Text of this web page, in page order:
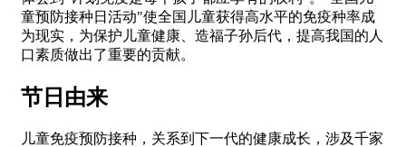
童预防接种日活动"使全国儿童获得高水平的免疫种率成
为现实，为保护儿童健康、造福子孙后代，提高我国的人
口素质做出了重要的贡献。
节日由来
儿童免疫预防接种，关系到下一代的健康成长，涉及千家